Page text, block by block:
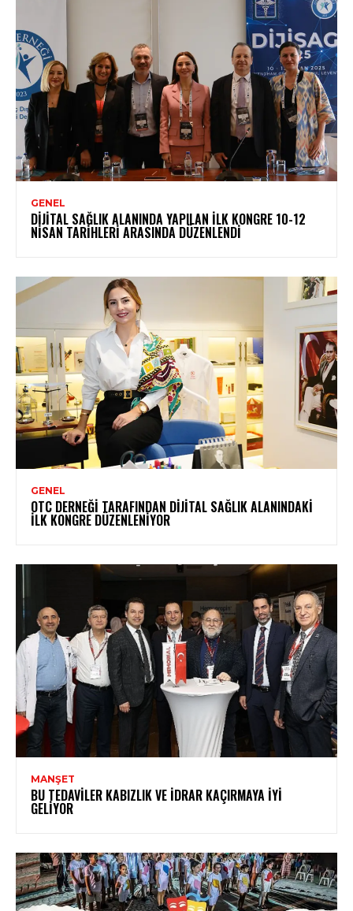
GENEL
DIJITAL SAĞLIK ALANINDA YAPILAN İLK KONGRE 10-12
NISAN TARIHLERI ARASINDA DÜZENLENDI
GENEL
OTC DERNEĞI TARAFINDAN DIJITAL SAĞLIK ALANINDAKI
İLK KONGRE DÜZENLENIYOR
MANŞET
BU TEDAVILER KABIZLIK VE İDRAR KAÇIRMAYA İYI
GELIYOR